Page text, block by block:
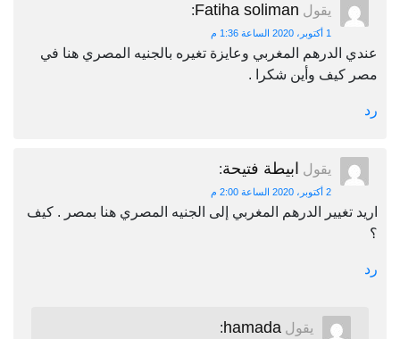
يقول Fatiha soliman
:
1 أكتوبر، 2020 الساعة 1:36 م
عندي الدرهم المغربي وعايزة تغيره بالجنيه المصري هنا في
مصر كيف وأين شكرا .
رد
يقول ابيطة فتيحة:
2 أكتوبر، 2020 الساعة 2:00 م
اريد تغيير الدرهم المغربي إلى الجنيه المصري هنا بمصر . كيف
؟
رد
يقول hamada
: